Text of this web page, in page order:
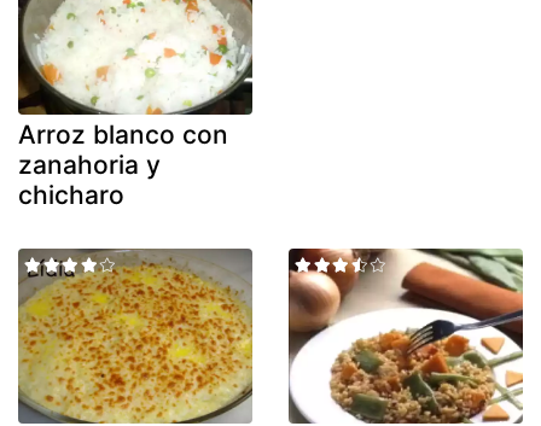
Arroz blanco con
zanahoria y
chicharo